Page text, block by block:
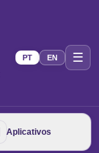
PT EN ☰
Aplicativos